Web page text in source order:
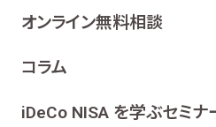
オンライン無料相談
コラム
iDeCo NISA を学ぶセミナ